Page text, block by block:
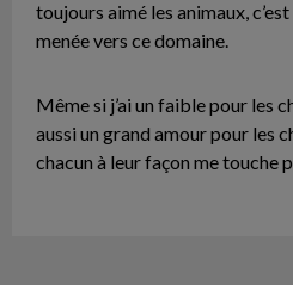
toujours aimé les animaux,
menée vers ce domaine.
Même si j’ai un faible pour les
aussi un grand amour pour les
chacun à leur façon me touche